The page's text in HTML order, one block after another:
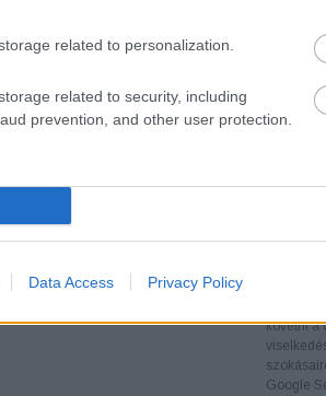
related to personalization.
related to security, including
prevention, and other user protection.
Data Access Privacy Policy
hogy
követni a
Google